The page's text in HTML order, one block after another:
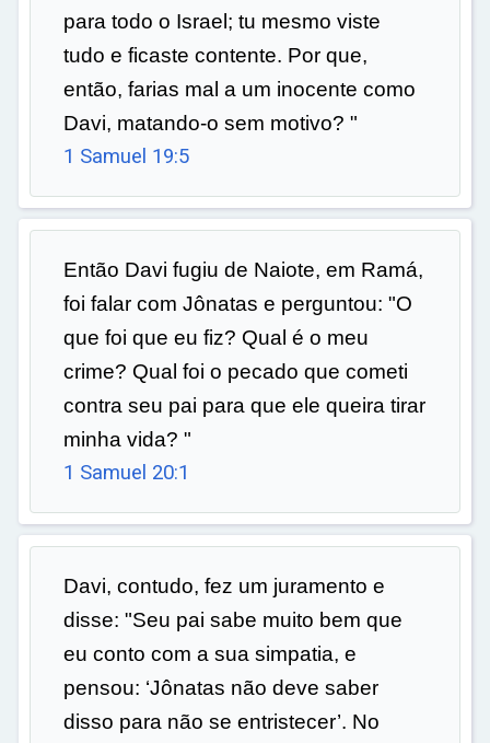
para todo o Israel; tu mesmo viste
tudo e ficaste contente. Por que,
então, farias mal a um inocente como
Davi, matando-o sem motivo? "
1 Samuel 19:5
Então Davi fugiu de Naiote, em Ramá,
foi falar com Jônatas e perguntou: "O
que foi que eu fiz? Qual é o meu
crime? Qual foi o pecado que cometi
contra seu pai para que ele queira tirar
minha vida? "
1 Samuel 20:1
Davi, contudo, fez um juramento e
disse: "Seu pai sabe muito bem que
eu conto com a sua simpatia, e
pensou: ‘Jônatas não deve saber
disso para não se entristecer’. No